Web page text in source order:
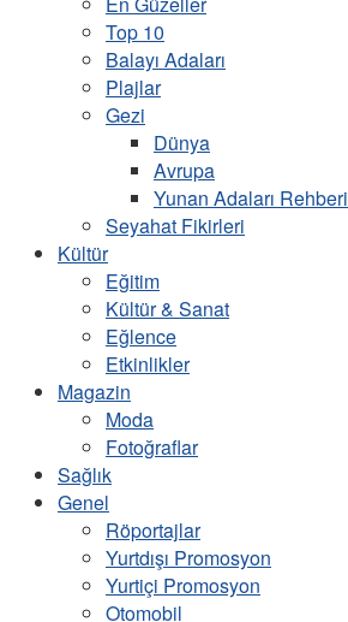
Top 10
Balayı Adaları
Plajlar
Gezi
Dünya
Avrupa
Yunan Adaları Rehberi
Seyahat Fikirleri
Kültür
Eğitim
Kültür & Sanat
Eğlence
Etkinlikler
Magazin
Moda
Fotoğraflar
Sağlık
Genel
Röportajlar
Yurtdışı Promosyon
Yurtiçi Promosyon
Otomobil